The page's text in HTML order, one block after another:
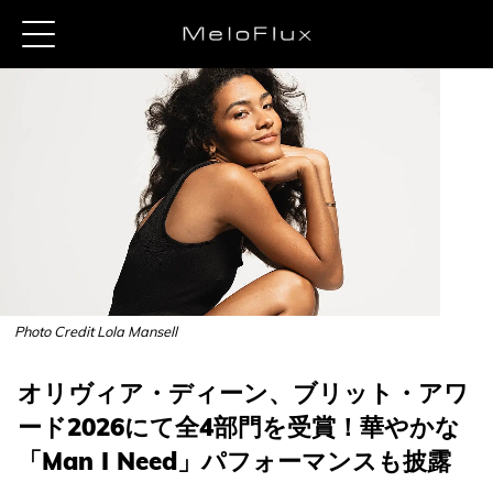
Photo Credit Lola Mansell
オリヴィア・ディーン、ブリット・アワ
ード2026にて全4部門を受賞！華やかな
「Man I Need」パフォーマンスも披露